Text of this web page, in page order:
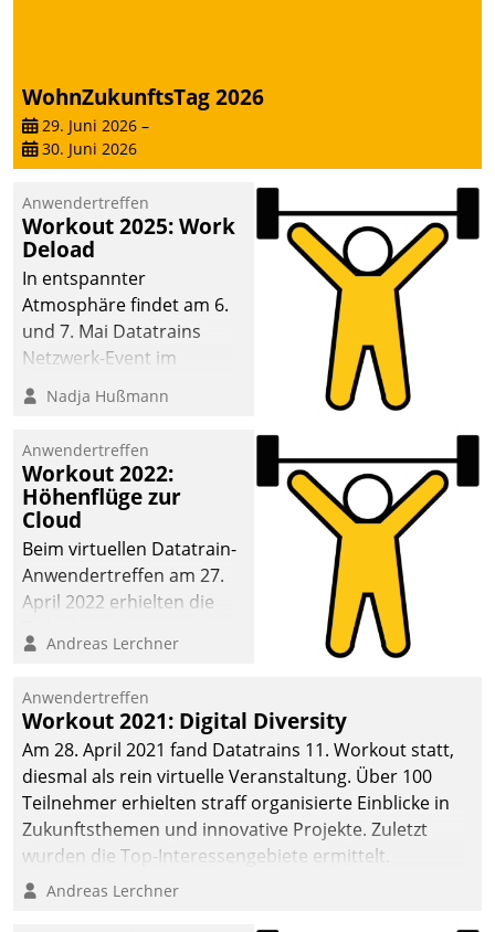
WohnZukunftsTag 2026
29. Juni 2026 –
30. Juni 2026
Anwendertreffen
Workout 2025: Work
Deload
In entspannter
Atmosphäre findet am 6.
und 7. Mai Datatrains
Netzwerk-Event im
Kunden- und Partnerkreis
statt. Zentrale Frage: Wie
Mammutprojekte
meistern und Workloads
wuppen – bei zunehmend
anspruchsvollen
Aufgaben und
abnehmendem
Nadja Hußmann
Anwendertreffen
Workout 2022:
Höhenflüge zur
Cloud
Beim virtuellen Datatrain-
Anwendertreffen am 27.
April 2022 erhielten die
Teilnehmer kurzweilige
Cloud-Strategien und -
Lösungen mit hohem
Zukunftspotenzial.
Andreas Lerchner
Anwendertreffen
Workout 2021: Digital Diversity
Am 28. April 2021 fand Datatrains 11. Workout statt,
diesmal als rein virtuelle Veranstaltung. Über 100
Teilnehmer erhielten straff organisierte Einblicke in
Zukunftsthemen und innovative Projekte. Zuletzt
wurden die Top-Interessengebiete ermittelt.
Andreas Lerchner